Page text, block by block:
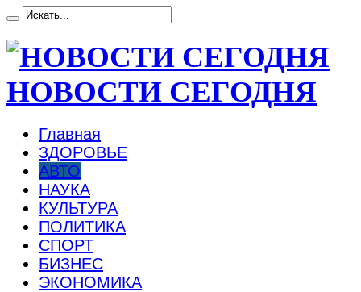
НОВОСТИ СЕГОДНЯ
Главная
ЗДОРОВЬЕ
АВТО
НАУКА
КУЛЬТУРА
ПОЛИТИКА
СПОРТ
БИЗНЕС
ЭКОНОМИКА